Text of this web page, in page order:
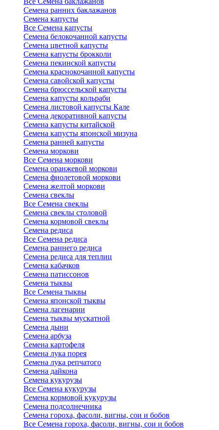
Семена ранних баклажанов
Семена капусты
Все Семена капусты
Семена белокочанной капусты
Семена цветной капусты
Семена капусты брокколи
Семена пекинской капусты
Семена краснокочанной капусты
Семена савойской капусты
Семена брюссельской капусты
Семена капусты кольраби
Семена листовой капусты Кале
Семена декоративной капусты
Семена капусты китайской
Семена капусты японской мизуна
Семена ранней капусты
Семена моркови
Все Семена моркови
Семена оранжевой моркови
Семена фиолетовой моркови
Семена желтой моркови
Семена свеклы
Все Семена свеклы
Семена свеклы столовой
Семена кормовой свеклы
Семена редиса
Все Семена редиса
Семена раннего редиса
Семена редиса для теплиц
Семена кабачков
Семена патиссонов
Семена тыквы
Все Семена тыквы
Семена японской тыквы
Семена лагенарии
Семена тыквы мускатной
Семена дыни
Семена арбуза
Семена картофеля
Семена лука порея
Семена лука репчатого
Семена дайкона
Семена кукурузы
Все Семена кукурузы
Семена кормовой кукурузы
Семена подсолнечника
Семена гороха, фасоли, вигны, сои и бобов
Все Семена гороха, фасоли, вигны, сои и бобов